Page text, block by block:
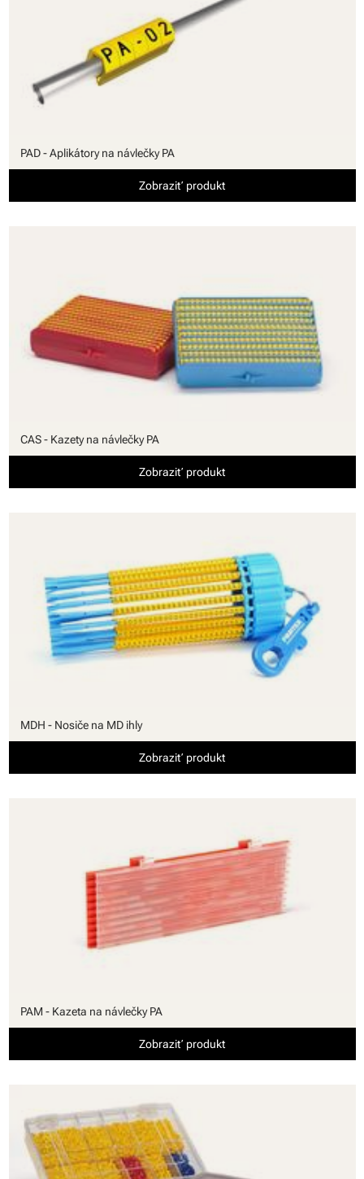
PAD - Aplikátory na návlečky PA
Zobraziť produkt
CAS - Kazety na návlečky PA
Zobraziť produkt
MDH - Nosiče na MD ihly
Zobraziť produkt
PAM - Kazeta na návlečky PA
Zobraziť produkt